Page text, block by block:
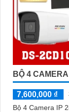
BỘ 4
7,600,000 ₫
Bộ 4 Camera IP